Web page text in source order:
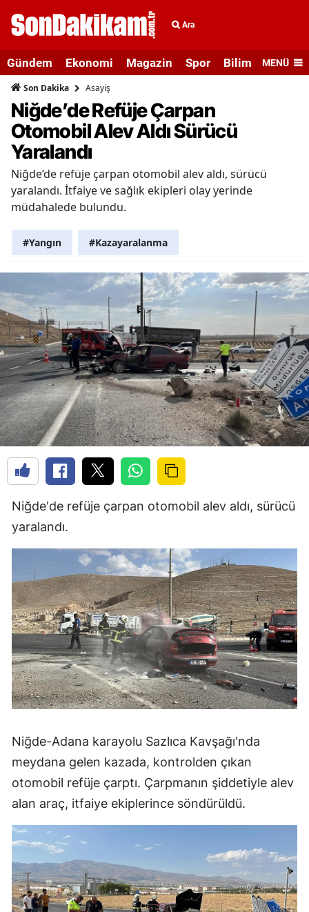
Ara
Gündem Ekonomi Magazin Spor Bilim veMENÜ
Son Dakika Asayiş
Niğde’de Refüje Çarpan
Otomobil Alev Aldı Sürücü
Yaralandı
Niğde’de refüje çarpan otomobil alev aldı, sürücü
yaralandı. İtfaiye ve sağlık ekipleri olay yerinde
müdahalede bulundu.
#Yangın #Kazayaralanma
Niğde'de refüje çarpan otomobil alev aldı, sürücü
yaralandı.
Niğde-Adana karayolu Sazlıca Kavşağı'nda
meydana gelen kazada, kontrolden çıkan
otomobil refüje çarptı. Çarpmanın şiddetiyle alev
alan araç, itfaiye ekiplerince söndürüldü.